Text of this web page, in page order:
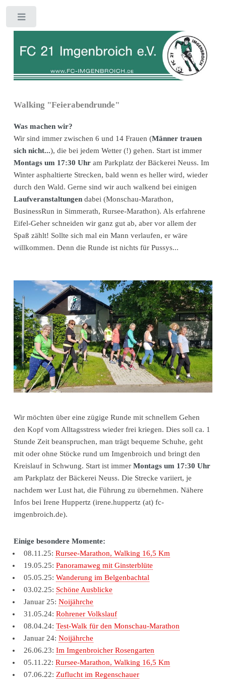
Walking "Feierabendrunde"
Was machen wir?
Wir sind immer zwischen 6 und 14 Frauen (Männer trauen
sich nicht...), die bei jedem Wetter (!) gehen. Start ist immer
Montags um 17:30 Uhram Parkplatz der Bäckerei Neuss. Im
Winter asphaltierte Strecken, bald wenn es heller wird, wieder
durch den Wald. Gerne sind wir auch walkend bei einigen
Laufveranstaltungendabei (Monschau-Marathon,
BusinessRun in Simmerath, Rursee-Marathon). Als erfahrene
Eifel-Geher schneiden wir ganz gut ab, aber vor allem der
Spaß zählt! Sollte sich mal ein Mann verlaufen, er wäre
willkommen. Denn die Runde ist nichts für Pussys...
Wir möchten über eine zügige Runde mit schnellem Gehen
den Kopf vom Alltagsstress wieder frei kriegen. Dies soll ca. 1
Stunde Zeit beanspruchen, man trägt bequeme Schuhe, geht
mit oder ohne Stöcke rund um Imgenbroich und bringt den
Kreislauf in Schwung. Start ist immer Montags um 17:30 Uhr
am Parkplatz der Bäckerei Neuss. Die Strecke variiert, je
nachdem wer Lust hat, die Führung zu übernehmen. Nähere
Infos bei Irene Huppertz (irene.huppertz (at) fc-
imgenbroich.de).
Einige besondere Momente:
08.11.25:Rursee-Marathon, Walking 16,5 Km
19.05.25:Panoramaweg mit Ginsterblüte
05.05.25:Wanderung im Belgenbachtal
03.02.25: Schöne Ausblicke
Januar 25:Noijährche
31.05.24:Rohrener Volkslauf
08.04.24:Test-Walk für den Monschau-Marathon
Januar 24:Noijährche
26.06.23:Im Imgenbroicher Rosengarten
05.11.22:Rursee-Marathon, Walking 16,5 Km
07.06.22: Zuflucht im Regenschauer